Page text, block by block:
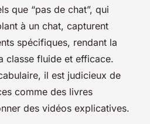
que “pas de chat”, qui
à un chat, capturent
spécifiques, rendant la
classe fluide et efficace.
il est judicieux de
comme des livres
des vidéos explicatives.